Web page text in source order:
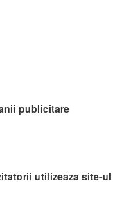
publicitare
utilizeaza site-ul